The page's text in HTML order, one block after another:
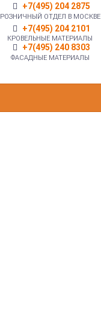
+7(495) 204 2875
РОЗНИЧНЫЙ ОТДЕЛ В МОСКВЕ
+7(495) 204 2101
КРОВЕЛЬНЫЕ МАТЕРИАЛЫ
+7(495) 240 8303
ФАСАДНЫЕ МАТЕРИАЛЫ